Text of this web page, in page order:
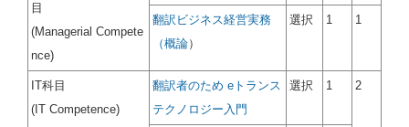
目
(Managerial Compete
nce)
翻訳ビジネス経営実務
（概論）
選択 1 1
IT科目
(IT Competence)
翻訳者のため eトランス
テクノロジー入門
選択 1 2